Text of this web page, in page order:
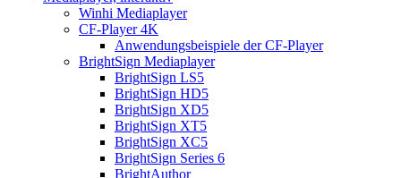
Winhi Mediaplayer
CF-Player 4K
Anwendungsbeispiele der CF-Player
BrightSign Mediaplayer
BrightSign LS5
BrightSign HD5
BrightSign XD5
BrightSign XT5
BrightSign XC5
BrightSign Series 6
BrightAuthor